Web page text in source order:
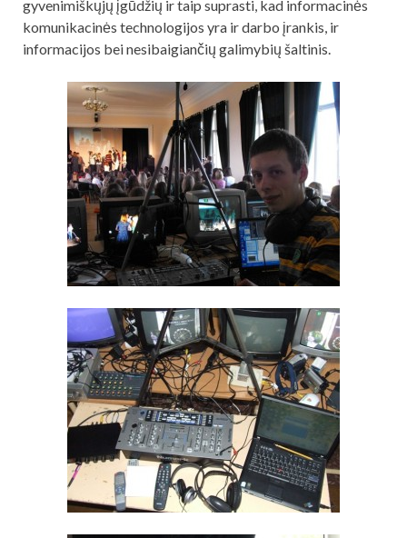
gyvenimiškųjų įgūdžių ir taip suprasti, kad informacinės
komunikacinės technologijos yra ir darbo įrankis, ir
informacijos bei nesibaigiančių galimybių šaltinis.